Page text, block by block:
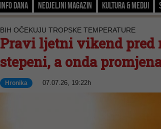
Info dana Nedjeljni magazin Kultura & Mediji
BIH OČEKUJU TROPSKE TEMPERATURE
Pravi ljetni vikend pred
stepeni, a onda
Hronika 07.07.26, 19:22h